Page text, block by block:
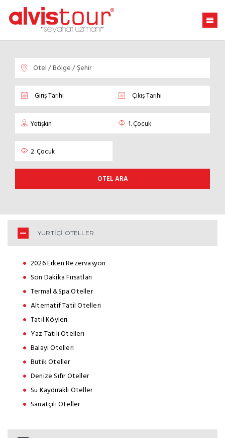
OTEL ARA
YURTİÇİ OTELLER
2026 Erken Rezervasyon
Son Dakika Fırsatları
Termal &Spa Oteller
Alternatif Tatil Otelleri
Tatil Köyleri
Yaz Tatili Otelleri
Balayı Otelleri
Butik Oteller
Denize Sıfır Oteller
Su Kaydıraklı Oteller
Sanatçılı Oteller